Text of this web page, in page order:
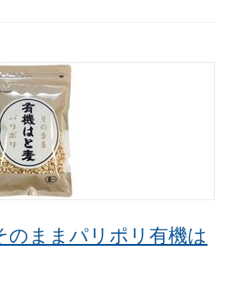
のままパリポリ有機は